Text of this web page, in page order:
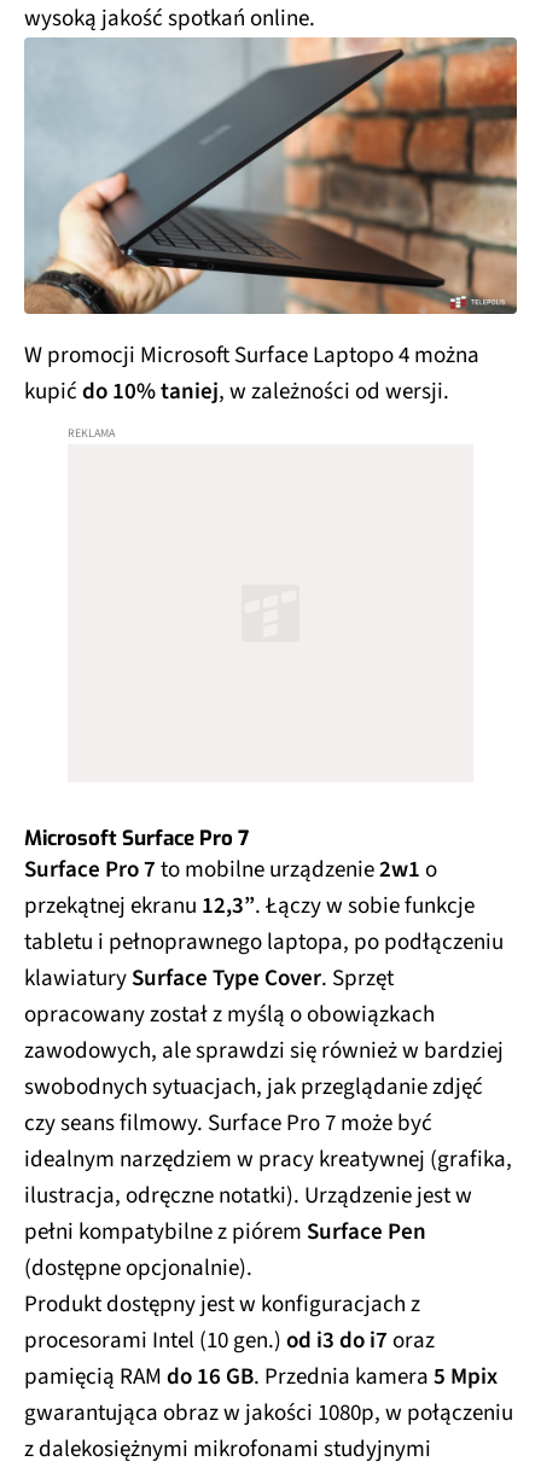
wysoką jakość spotkań online.
W promocji Microsoft Surface Laptopo 4 można
kupićdo 10% taniej, w zależności od wersji.
Microsoft Surface Pro 7
Surface Pro 7to mobilne urządzenie2w1o
przekątnej ekranu 12,3”. Łączy w sobie funkcje
tabletu i pełnoprawnego laptopa, po podłączeniu
klawiaturySurface Type Cover. Sprzęt
opracowany został z myślą o obowiązkach
zawodowych, ale sprawdzi się również w bardziej
swobodnych sytuacjach, jak przeglądanie zdjęć
czy seans filmowy. Surface Pro 7 może być
idealnym narzędziem w pracy kreatywnej (grafika,
ilustracja, odręczne notatki). Urządzenie jest w
pełni kompatybilne z piórem Surface Pen
(dostępne opcjonalnie).
Produkt dostępny jest w konfiguracjach z
procesorami Intel (10 gen.)od i3 do i7oraz
pamięcią RAMdo 16 GB. Przednia kamera5 Mpix
gwarantująca obraz w jakości 1080p, w połączeniu
z dalekosiężnymi mikrofonami studyjnymi